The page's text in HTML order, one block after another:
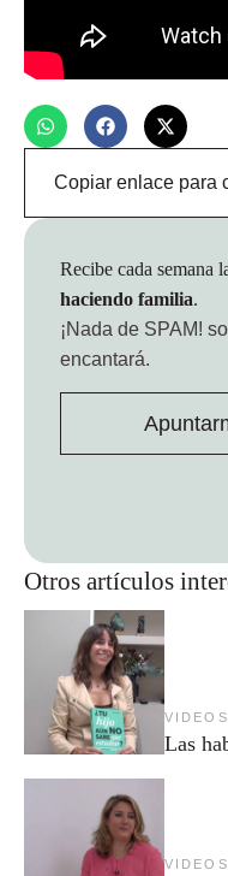
Copiar enlace para
Otros artículos
VIDEOS
Las
VIDEOS
Recibe cada semana
haciendo familia.
¡Nada de SPAM!
encantará.